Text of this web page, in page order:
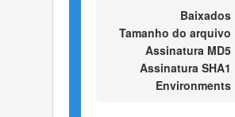
Baixados
Tamanho do arquivo
Assinatura MD5
Assinatura SHA1
Environments